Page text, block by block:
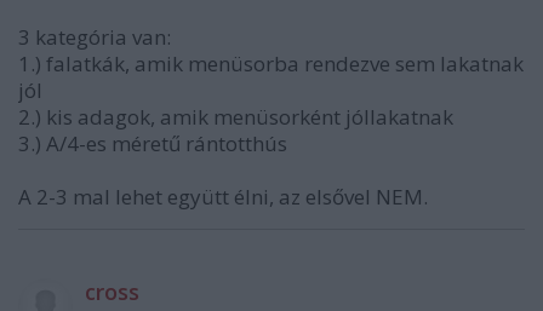
3 kategória van:
1.) falatkák, amik menüsorba rendezve sem lakatnak
jól
2.) kis adagok, amik menüsorként jóllakatnak
3.) A/4-es méretű rántotthús
A 2-3 mal lehet együtt élni, az elsővel NEM.
cross